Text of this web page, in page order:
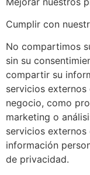
Cumplir con
No compartimos
sin su
compartir su
servicios externos
negocio, como
marketing o
servicios
información
de privacidad.